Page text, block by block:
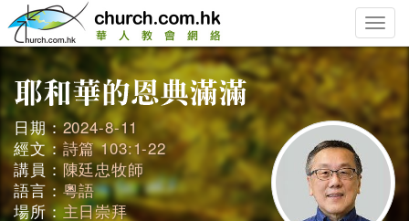
Toggle
日期：2024-8-11
經文：詩篇 103:1-22
講員：陳廷忠牧師
語言：粵語
場所：主日崇拜